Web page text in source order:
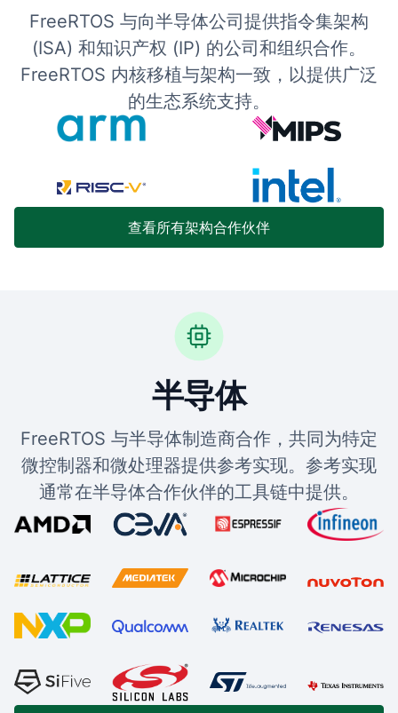
FreeRTOS 与向半导体公司提供指令集架构
(ISA) 和知识产权 (IP) 的公司和组织合作。
FreeRTOS 内核移植与架构一致，以提供广泛
的生态系统支持。
查看所有架构合作伙伴
半导体
FreeRTOS 与半导体制造商合作，共同为特定
微控制器和微处理器提供参考实现。参考实现
通常在半导体合作伙伴的工具链中提供。